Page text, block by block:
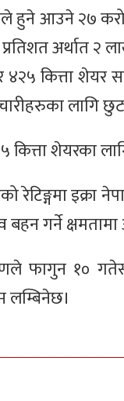
हुने आउने २७
अर्थात २
४२५ कित्ता
लागि
कित्ता शेयरका
इक्रा
बहन गर्ने
फागुन १०
लम्बिनेछ।